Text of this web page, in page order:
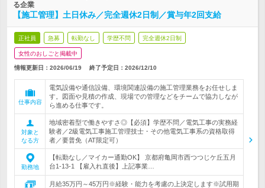
る企業
【施工管理】土日休み／完全週休2日制／賞与年2回支給
正社員 急募 転勤なし 学歴不問 完全週休2日制
女性のおしごと掲載中
情報更新日：2026/06/19 終了予定日： 2026/12/10
仕事内容
電気設備や通信設備、環境関連設備の施工管理業務をお任せしま
す。図面や見積の作成、現場での管理などをチームで協力しなが
ら進める仕事です。
対象と
なる方
地域密着型で働きやすさ◎【必須】学歴不問／電気工事の実務経
験者／2級電気工事施工管理技士・その他電気工事系の資格取得
者／要普免（AT限定可）
勤務地
【転勤なし／マイカー通勤OK】 京都府亀岡市西つつじケ丘五月
台1-13-1 【雇入れ直後】上記事業…
月給35万円～45万円※経験・能力を考慮の上決定します※試用期